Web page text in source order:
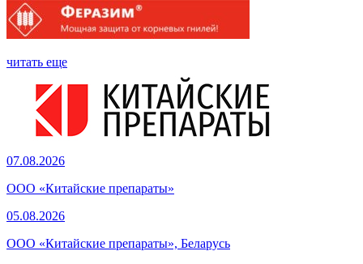
читать еще
07.08.2026
ООО «Китайские препараты»
05.08.2026
ООО «Китайские препараты», Беларусь